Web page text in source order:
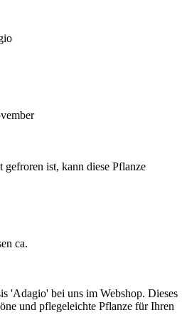
gefroren ist, kann diese Pflanze
ca.
'Adagio' bei uns im Webshop. Dieses
und pflegeleichte Pflanze für Ihren